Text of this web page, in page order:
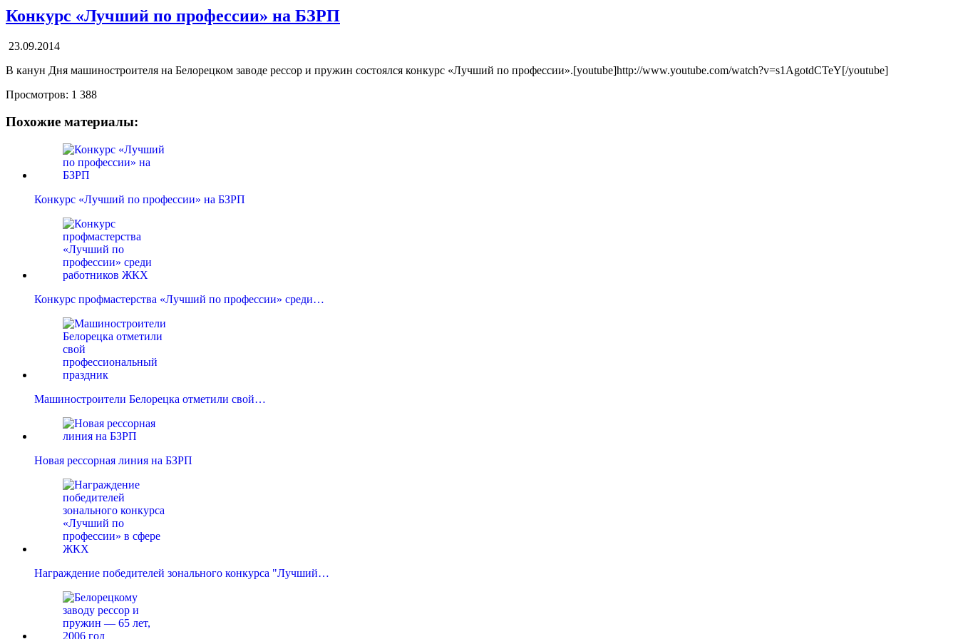
Конкурс «Лучший по профессии» на БЗРП
23.09.2014
В канун Дня машиностроителя на Белорецком заводе рессор и пружин состоялся конкурс «Лучший по профессии».[youtube]http://www.youtube.com/watch?v=s1AgotdCTeY[/youtube]
Просмотров: 1 388
Похожие материалы:
Конкурс «Лучший по профессии» на БЗРП
Конкурс профмастерства «Лучший по профессии» среди…
Машиностроители Белорецка отметили свой…
Новая рессорная линия на БЗРП
Награждение победителей зонального конкурса "Лучший…